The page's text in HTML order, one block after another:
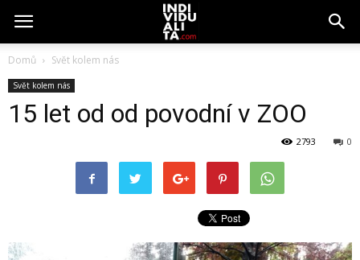
Domů Svět kolem nás
Svět kolem nás
15 let od od povodní v ZOO
0
2793